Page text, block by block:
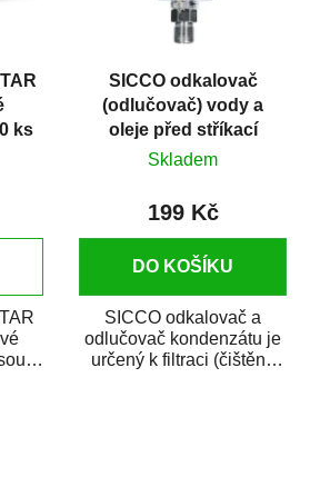
ks
SICCO odkalovač
(odlučovač) vody a
oleje před stříkací
pistoli
Skladem
199 Kč
DO KOŠÍKU
SICCO odkalovač a
odlučovač kondenzátu je
určený k filtraci (čištění)